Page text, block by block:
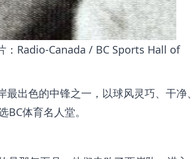
：Radio-Canada / BC Sports Hall of
出色的中锋之一，以球风灵巧、干净、
体育名人堂。